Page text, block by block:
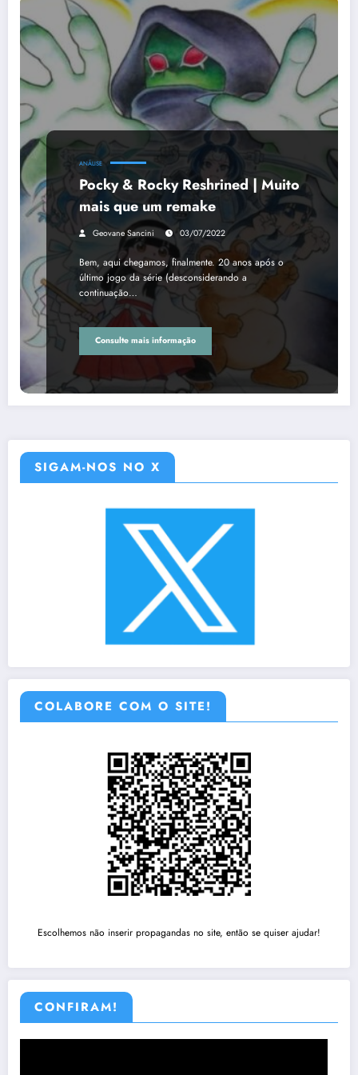
ANÁLISE
Pocky & Rocky Reshrined | Muito
mais que um remake
Geovane Sancini 03/07/2022
Bem, aqui chegamos, finalmente. 20 anos após o
último jogo da série (desconsiderando a
continuação…
Consulte mais informação
SIGAM-NOS NO X
COLABORE COM O SITE!
Escolhemos não inserir propagandas no site, então se quiser ajudar!
CONFIRAM!